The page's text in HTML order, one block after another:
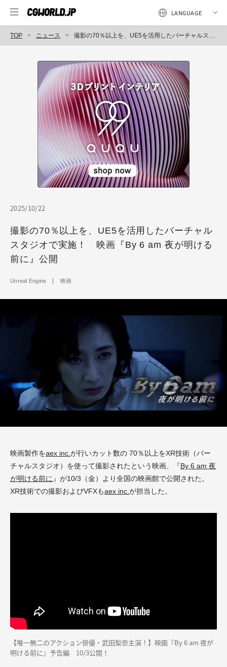
TOP ニュース 撮影の70％以上を、UE5を活用したバーチャルスタジオで実施！ 映画『By 6 am 夜が明ける前に』公開
2025/10/22
撮影の70％以上を、UE5を活用したバーチャル
スタジオで実施！ 映画『By 6 am 夜が明ける
前に』公開
Unreal Engine 映画
映画製作をaex inc. が行いカット数の 70％以上をXR技術（バー
チャルスタジオ） を使って撮影されたという映画、『By 6 am 夜
が明ける前に 』 が10/3 （金）
より全国の映画館で公開された。
XR技術での撮影およびVFXもaex inc. が担当した。
【唯一無二のアクション俳優・武田梨奈主演！】映画『By 6 am 夜が
明ける前に』予告編 10/3公開！